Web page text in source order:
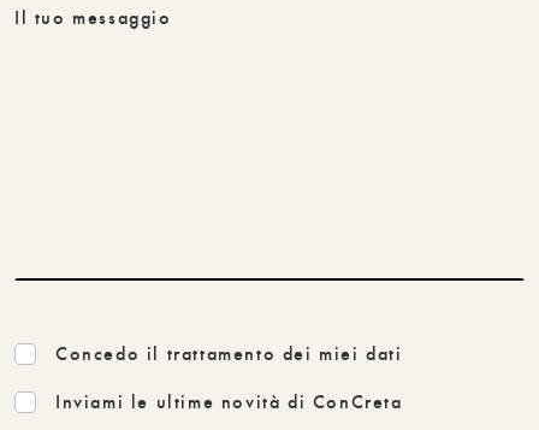
Il tuo messaggio
Concedo il trattamento dei miei dati
Inviami le ultime novità di ConCreta